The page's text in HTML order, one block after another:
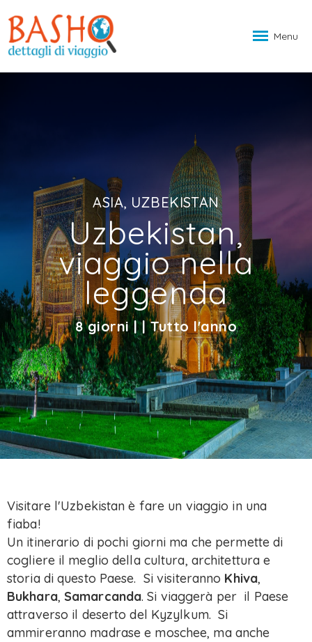
Menu
ASIA, UZBEKISTAN
Uzbekistan,
viaggio nella
leggenda
8 giorni | | Tutto l'anno
Visitare l'Uzbekistan è fare un viaggio in una
fiaba!
Un itinerario di pochi giorni ma che permette di
cogliere il meglio della cultura, architettura e
storia di questo Paese. Si visiteranno Khiva,
Bukhara, Samarcanda. Si viaggerà per il Paese
attraverso il deserto del Kyzylkum. Si
ammireranno madrase e moschee, ma anche